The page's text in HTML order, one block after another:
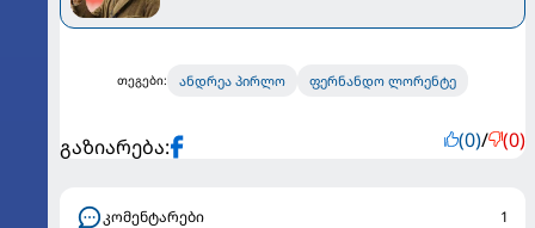
თეგები: ანდრეა პირლო ფერნანდო ლორენტე
გაზიარება: (0)/ (0)
კომენტარები 1